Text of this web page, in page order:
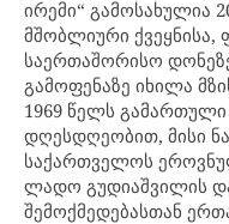
ირემი“ გამოსახულია
მშობლიური ქვეყნისა,
საერთაშორისო
გამოფენაზე იხილა
1969 წელს
დღესდღეობით, მისი
საქართველოს
ლადო გუდიაშვილის
შემოქმედებასთან